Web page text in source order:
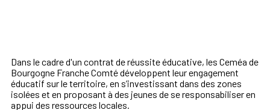
Dans le cadre d'un contrat de réussite éducative, les Ceméa de
Bourgogne Franche Comté développent leur engagement
éducatif sur le territoire, en s’investissant dans des zones
isolées et en proposant à des jeunes de se responsabiliser en
appui des ressources locales.